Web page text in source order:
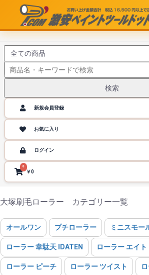
検索
新規会員登録
お気に入り
ログイン
0
￥0
大塚刷毛ローラー カテゴリー一覧
オールワン プチローラー ミニスモー
ローラー 韋駄天 IDATEN ローラー エイト
ローラー ピーチ ローラー ツイスト